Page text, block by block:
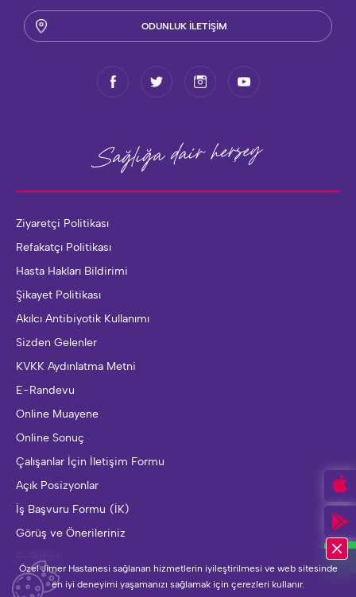
ODUNLUK İLETİŞİM
Sağlığa dairherşey
Ziyaretçi Politikası
Refakatçı Politikası
Hasta Hakları Bildirimi
Şikayet Politikası
Akılcı Antibiyotik Kullanımı
Sizden Gelenler
KVKK Aydınlatma Metni
E-Randevu
Online Muayene
Online Sonuç
Çalışanlar İçin İletişim Formu
Açık Posizyonlar
İş Başvuru Formu (İK)
Görüş ve Önerileriniz
Özel Jimer Hastanesi sağlanan hizmetlerin iyileştirilmesi ve web sitesinde
en iyi deneyimi yaşamanızı sağlamak için çerezleri kullanır.